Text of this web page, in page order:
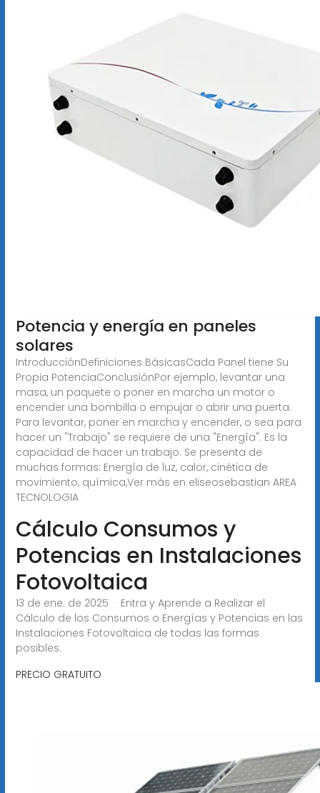
Potencia y energía en paneles
solares
IntroducciónDefiniciones BásicasCada Panel tiene Su
Propia PotenciaConclusiónPor ejemplo, levantar una
masa, un paquete o poner en marcha un motor o
encender una bombilla o empujar o abrir una puerta.
Para levantar, poner en marcha y encender, o sea para
hacer un "Trabajo" se requiere de una "Energía". Es la
capacidad de hacer un trabajo. Se presenta de
muchas formas: Energía de luz, calor, cinética de
movimiento, química,Ver más en eliseosebastian AREA
TECNOLOGIA
Cálculo Consumos y
Potencias en Instalaciones
Fotovoltaica
13 de ene. de 2025 · Entra y Aprende a Realizar el
Cálculo de los Consumos o Energías y Potencias en las
Instalaciones Fotovoltaica de todas las formas
posibles.
PRECIO GRATUITO